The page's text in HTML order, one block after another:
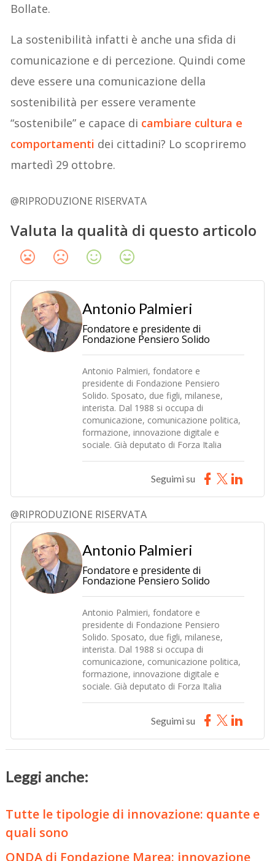
Bollate.
La sostenibilità infatti è anche una sfida di
comunicazione e di percezione. Quindi come
deve essere una comunicazione della
sostenibilità per essere veramente
“sostenibile” e capace di cambiare cultura e
comportamenti dei cittadini? Lo scopriremo
martedì 29 ottobre.
@RIPRODUZIONE RISERVATA
Valuta la qualità di questo articolo
Antonio Palmieri
Fondatore e presidente di
Fondazione Pensiero Solido
Antonio Palmieri, fondatore e
presidente di Fondazione Pensiero
Solido. Sposato, due figli, milanese,
interista. Dal 1988 si occupa di
comunicazione, comunicazione politica,
formazione, innovazione digitale e
sociale. Già deputato di Forza Italia
Seguimi su
@RIPRODUZIONE RISERVATA
Antonio Palmieri
Fondatore e presidente di
Fondazione Pensiero Solido
Antonio Palmieri, fondatore e
presidente di Fondazione Pensiero
Solido. Sposato, due figli, milanese,
interista. Dal 1988 si occupa di
comunicazione, comunicazione politica,
formazione, innovazione digitale e
sociale. Già deputato di Forza Italia
Seguimi su
Leggi anche:
Tutte le tipologie di innovazione: quante e
quali sono
ONDA di Fondazione Marea: innovazione